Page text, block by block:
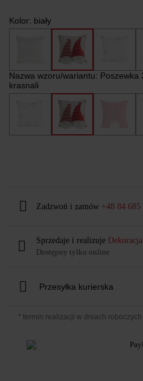
Kolor: biały
Nazwa wzoru/wariantu: Poszewka
krasnali
Zadzwoń i zamów +48 84 685
Sprzedaje i realizuje
Dostępny tylko online
Przesyłka kurierska
* termin realizacji w dniach roboczych